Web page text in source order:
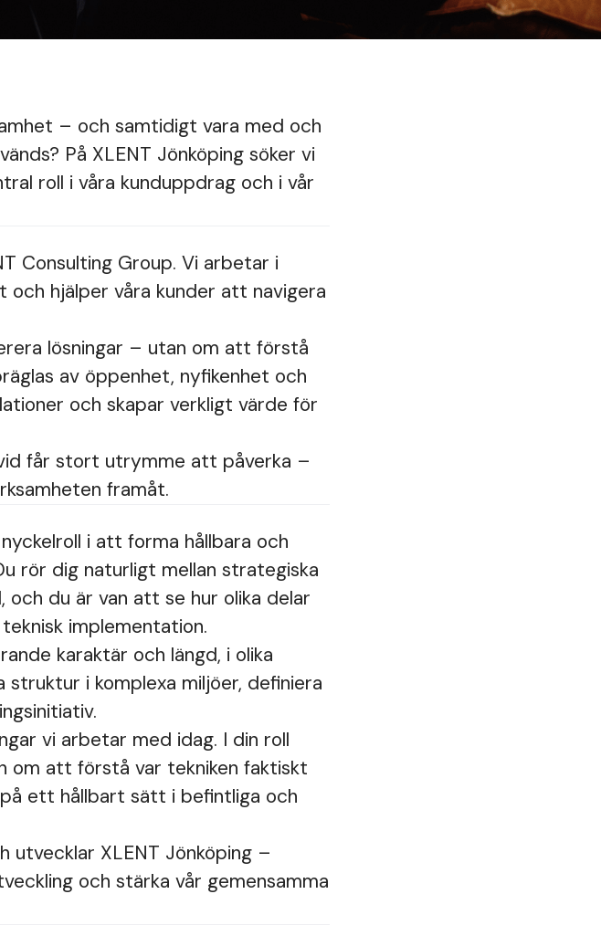
– och samtidigt vara med och
På XLENT Jönköping söker vi
roll i våra kunduppdrag och i vår
Consulting Group. Vi arbetar i
och hjälper våra kunder att navigera
lösningar – utan om att förstå
av öppenhet, nyfikenhet och
och skapar verkligt värde för
får stort utrymme att påverka –
framåt.
i att forma hållbara och
rör dig naturligt mellan strategiska
och du är van att se hur olika delar
implementation.
karaktär och längd, i olika
i komplexa miljöer, definiera
vi arbetar med idag. I din roll
om att förstå var tekniken faktiskt
ett hållbart sätt i befintliga och
utvecklar XLENT Jönköping –
och stärka vår gemensamma